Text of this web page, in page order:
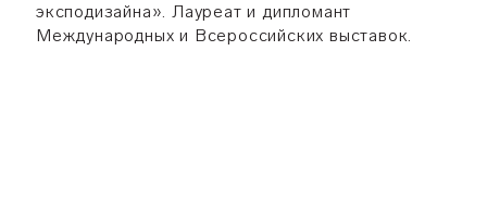
эксподизайна». Лауреат и дипломант
Международных и Всероссийских выставок.